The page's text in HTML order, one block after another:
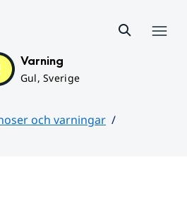
Varning
Gul, Sverige
och varningar